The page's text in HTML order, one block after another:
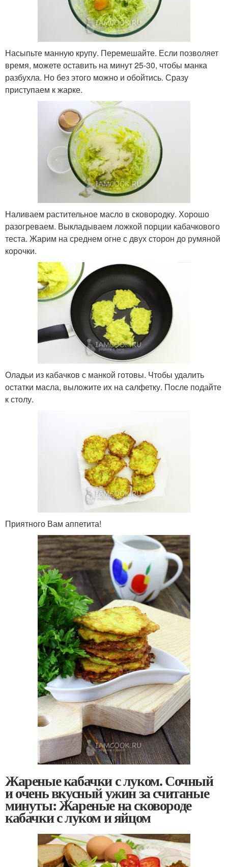
Насыпьте манную крупу. Перемешайте. Если позволяет
время, можете оставить на минут 25-30, чтобы манка
разбухла. Но без этого можно и обойтись. Сразу
приступаем к жарке.
Наливаем растительное масло в сковородку. Хорошо
разогреваем. Выкладываем ложкой порции кабачкового
теста. Жарим на среднем огне с двух сторон до румяной
корочки.
Оладьи из кабачков с манкой готовы. Чтобы удалить
остатки масла, выложите их на салфетку. После подайте
к столу.
Приятного Вам аппетита!
Жареные кабачки с луком. Сочный
и очень вкусный ужин за считаные
минуты: Жареные на сковороде
кабачки с луком и яйцом